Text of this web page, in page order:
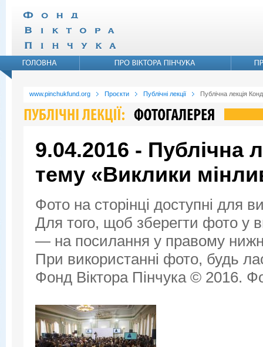
www.pinchukfund.org Проєкти Публічні лекції Публічна лекція
9.04.2016 - Публічна
тему «Виклики
Фото на сторінці доступні для
Для того, щоб зберегти фото у
— на посилання у правому
При використанні фото, будь
Фонд Віктора Пінчука © 2016.